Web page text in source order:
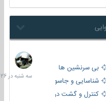
بی سرنشین ها
شناسایی و جاسوسی
کنترل و گشت دریایی
سه
شنبه
در